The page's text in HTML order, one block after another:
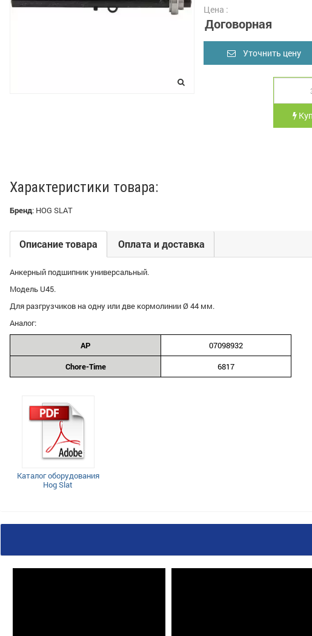
Цена :
Договорная
Уточнить цену
Характеристики товара:
Бренд: HOG SLAT
Описание товара Оплата и доставка
Анкерный подшипник универсальный.
Модель U45.
Для разгрузчиков на одну или две кормолинии Ø 44 мм.
Аналог:
AP
07098932
Chore-Time
6817
Каталог оборудования
Hog Slat